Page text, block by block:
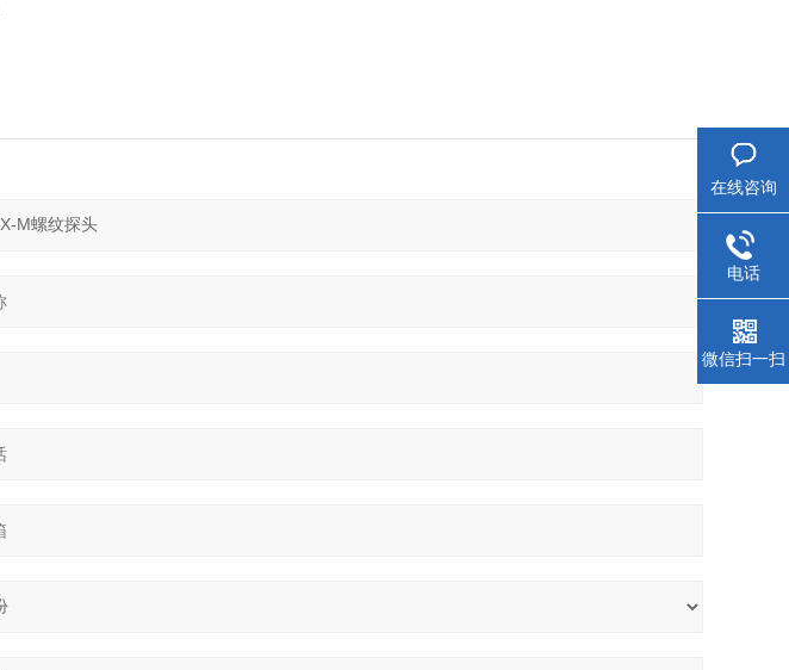
在线咨询
电话
微信扫一扫